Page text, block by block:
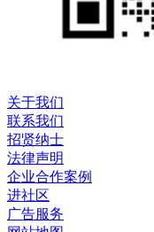
关于我们
联系我们
招贤纳士
法律声明
企业合作案例
进社区
广告服务